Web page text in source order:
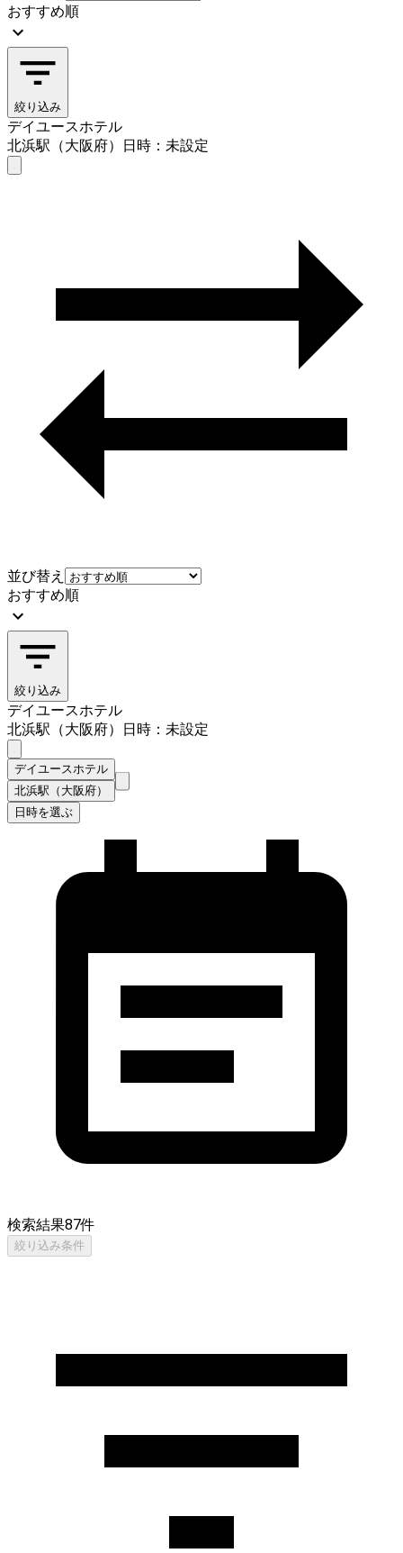
おすすめ順
絞り込み
デイユースホテル
北浜駅（大阪府）
日時：未設定
並び替え
おすすめ順
絞り込み
デイユースホテル
北浜駅（大阪府）
日時：未設定
デイユースホテル
北浜駅（大阪府）
日時を選ぶ
検索結果87件
絞り込み条件